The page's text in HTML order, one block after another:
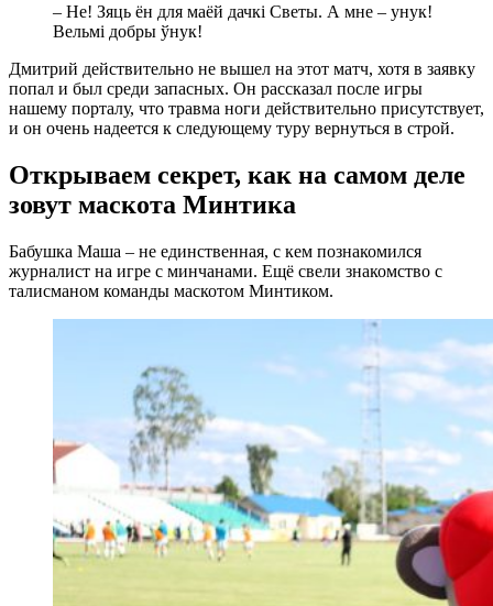
– Не! Зяць ён для маёй дачкі Светы. А мне – унук!
Вельмі добры ўнук!
Дмитрий действительно не вышел на этот матч, хотя в заявку
попал и был среди запасных. Он рассказал после игры
нашему порталу, что травма ноги действительно присутствует,
и он очень надеется к следующему туру вернуться в строй.
Открываем секрет, как на самом деле
зовут маскота Минтика
Бабушка Маша – не единственная, с кем познакомился
журналист на игре с минчанами. Ещё свели знакомство с
талисманом команды маскотом Минтиком.